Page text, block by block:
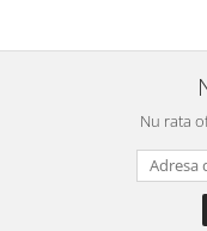
Nu rata